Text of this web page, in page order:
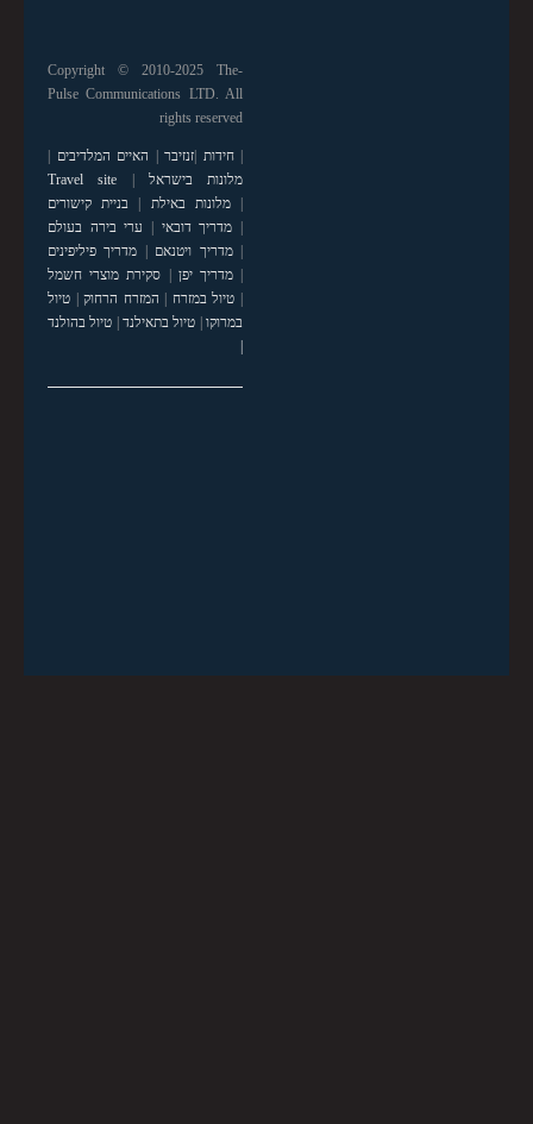
Copyright © 2010-2025 The-
Pulse Communications LTD. All
rights reserved
|חידות |זנזיבר | האיים המלדיבים |
מלונות בישראל |
Travel site
|מלונות באילת | בניית קישורים
| מדריך דובאי | ערי בירה בעולם
|מדריך ויטנאם | מדריך פיליפינים
|מדריך יפן | סקירת מוצרי חשמל
| טיול במזרח | המזרח הרחוק| טיול
במרוקו| טיול בתאילנד| טיול בהולנד
|